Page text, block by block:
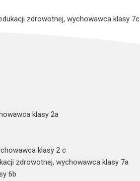
zdrowotnej, wychowawca klasy 7c
klasy 2a
klasy 2 c
zdrowotnej, wychowawca klasy 7a
6b